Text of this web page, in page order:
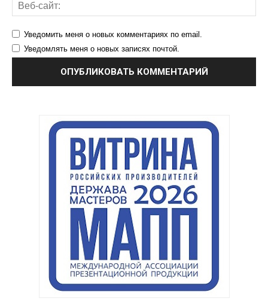
Уведомить меня о новых комментариях по email.
Уведомлять меня о новых записях почтой.